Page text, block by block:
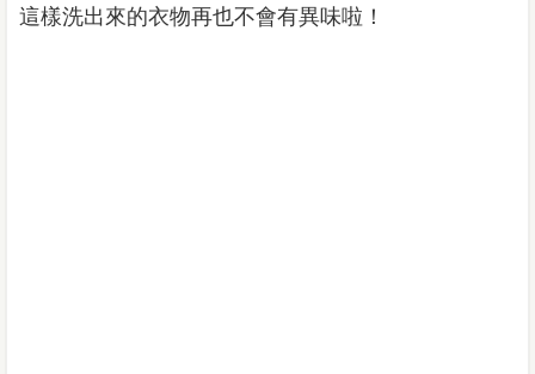
這樣洗出來的衣物再也不會有異味啦！